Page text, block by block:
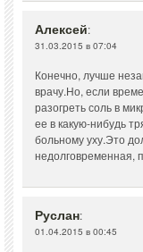
Алексей:
31.03.2015 в 07:04
Конечно, лучше
врачу.Но, если
разогреть соль в
ее в какую-нибудь
больному уху.Это
недолговременная,
Руслан:
01.04.2015 в 00:45